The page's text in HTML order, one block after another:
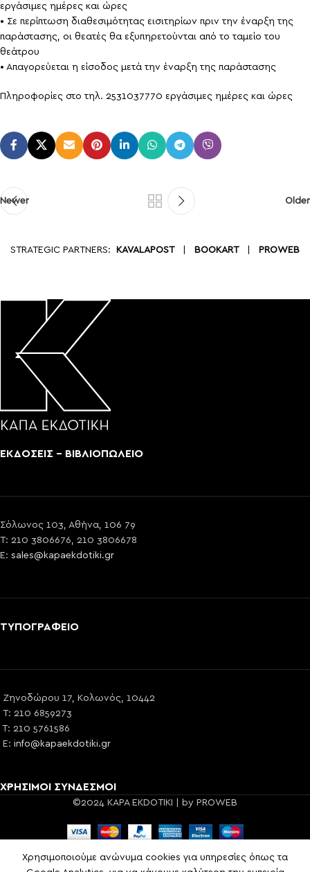
εργάσιμες ημέρες και ώρες
• Σε περίπτωση διαθεσιμότητας εισιτηρίων πριν την έναρξη της
παράστασης, οι θεατές θα εξυπηρετούνται από το ταμείο του
θεάτρου
• Απαγορεύεται η είσοδος μετά την έναρξη της παράστασης
Πληροφορίες στο τηλ. 2531037770 εργάσιμες ημέρες και ώρες
Newer Older
STRATEGIC PARTNERS: KAVALAPOST| BOOKART| PROWEB
ΕΚΔΟΣΕΙΣ - ΒΙΒΛΙΟΠΩΛΕΙΟ
Σόλωνος 103, Αθήνα, 106 79
T: 210 3806676, 210 3806678
E: sales@kapaekdotiki.gr
ΤΥΠΟΓΡΑΦΕΙΟ
Ζηνοδώρου 17, Κολωνός, 10442
T: 210 6859273
T: 210 5761586
E: info@kapaekdotiki.gr
ΧΡΗΣΙΜΟΙ ΣΥΝΔΕΣΜΟΙ
©2024 KAPA EKDOTIKI | by PROWEB
My account
Χρησιμοποιούμε ανώνυμα cookies για υπηρεσίες όπως τα